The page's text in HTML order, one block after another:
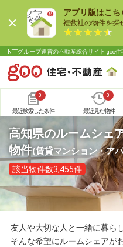
アプリ版はこち
複数社の物件を探
NTTグループ運営の不動産総合サイト goo
0
最近検索した条件
0
最近見た物件
高知県のルームシェ
物件(賃貸マンション・ア
該当物件数3,455件
友人や大切な人と一緒に暮ら
そんな希望にルームシェアが